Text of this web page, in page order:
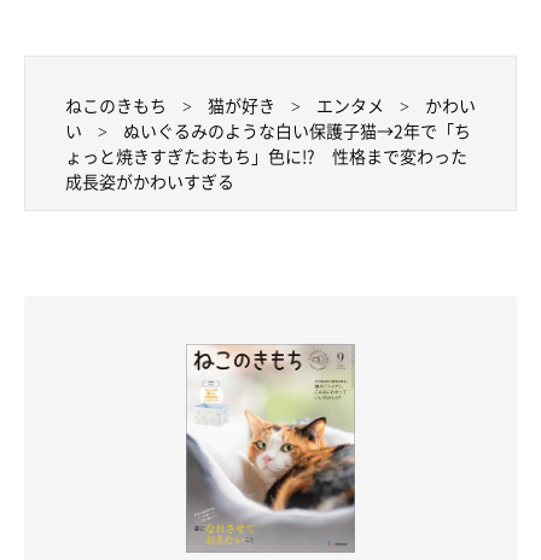
ねこのきもち 猫が好き エンタメ
かわい
い
ぬいぐるみのような白い保護子猫→2年で「ち
ょっと焼きすぎたおもち」色に!? 性格まで変わった
成長姿がかわいすぎる